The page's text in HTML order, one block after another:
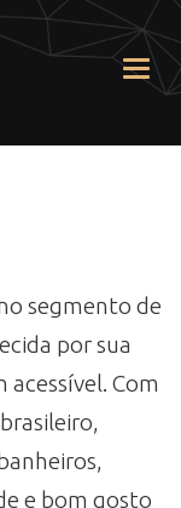
segmento de
por sua
Com
e bom gosto